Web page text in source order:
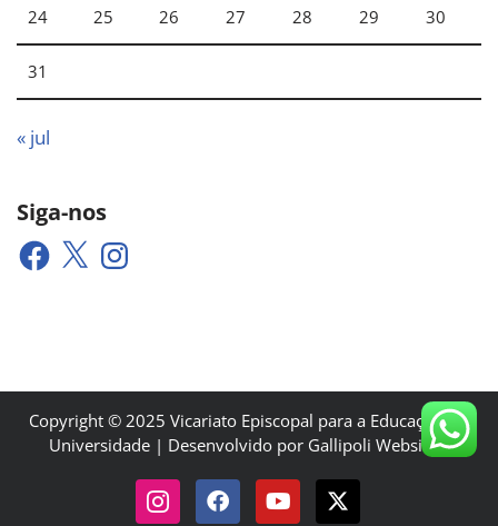
24 25 26 27 28 29 30
31
« jul
Siga-nos
Copyright © 2025 Vicariato Episcopal para a Educação e a
Universidade | Desenvolvido por Gallipoli Websites.